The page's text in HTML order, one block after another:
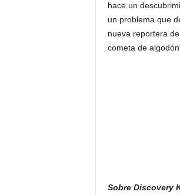
hace un
un problema que
nueva reportera
cometa de
Sobre Discovery